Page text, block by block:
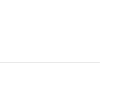
, 2 banden en
garantie en met